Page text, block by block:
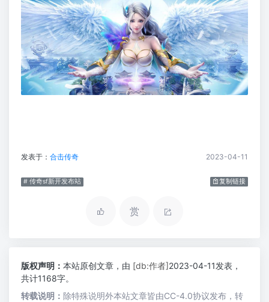
发表于： 合击传奇 2023-04-11
# 传奇sf新开发布站 复制链接
赏
版权声明： 本站原创文章，由 [db:作者]2023-04-11发表，
共计1168字。
转载说明： 除特殊说明外本站文章皆由CC-4.0协议发布，转